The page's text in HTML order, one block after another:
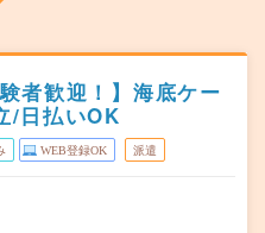
者歓迎！】海底ケー
/日払いOK
WEB登録OK 派遣